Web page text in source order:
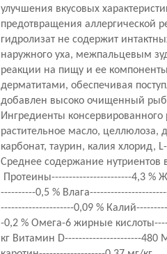
улучшения вкусовых
предотвращения аллергической
гидролизат не содержит
наружного уха, межпальцевым
реакции на пищу и ее
дерматитами, обеспечивая
добавлен высоко очищенный
Ингредиенты консервированного
растительное масло,
карбонат, таурин, калия хлорид,
Среднее содержание нутриентов
Протеины-----------------------4,3 %
----------0,5 %
---------------------0,09 %
-0,2 % Омега-6 жирные
кг Витамин D----------------------480